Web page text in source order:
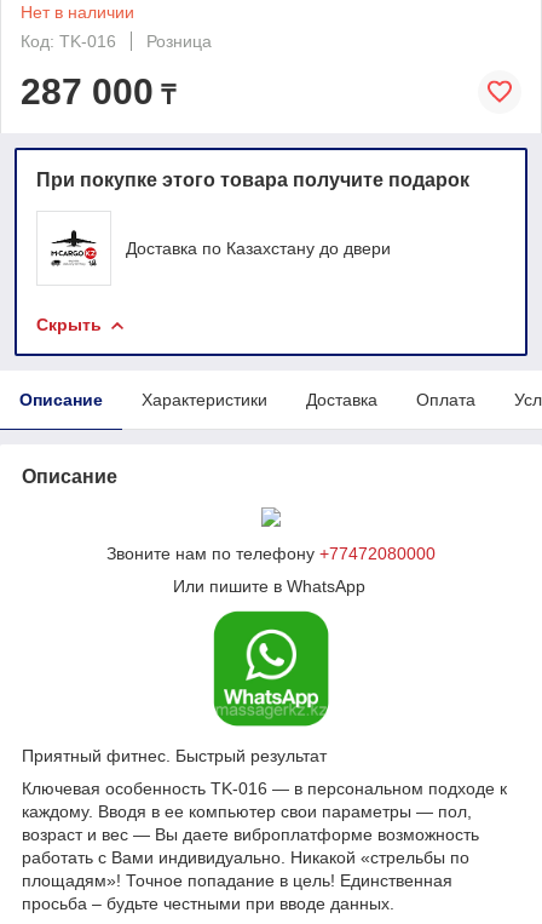
Нет в наличии
Код: TK-016
Розница
287 000 ₸
При покупке этого товара получите подарок
Доставка по Казахстану до двери
Скрыть
Описание Характеристики Доставка Оплата
Описание
Звоните нам по телефону +77472080000
Или пишите в WhatsApp
Приятный фитнес. Быстрый результат
Ключевая особенность TK-016 — в персональном подходе к
каждому. Вводя в ее компьютер свои параметры — пол,
возраст и вес — Вы даете виброплатформе возможность
работать с Вами индивидуально. Никакой «стрельбы по
площадям»! Точное попадание в цель! Единственная
просьба – будьте честными при вводе данных.